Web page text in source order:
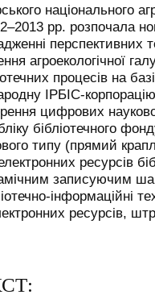
національного
рр. розпочала
перспективних
агроекологічної
процесів на
ІРБІС-
цифрових
бібліотечного
типу (прямий
ресурсів
записуючим
інформаційні
ресурсів,